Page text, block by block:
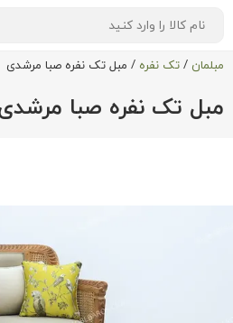
مبلمان / تک نفره / مبل تک نفره صبا مرشدی
مبل تک نفره صبا